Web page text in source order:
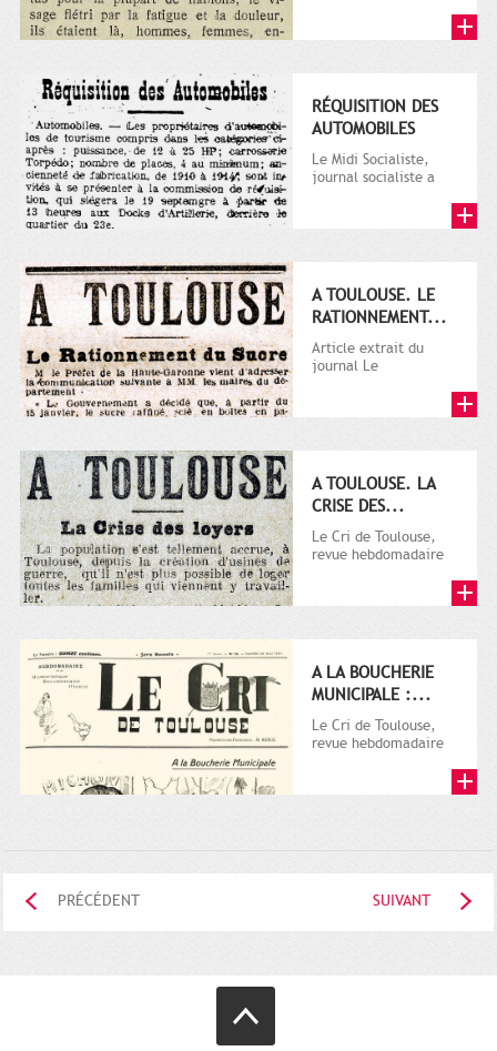
puis...
RÉQUISITION DES
AUTOMOBILES
Le Midi Socialiste,
journal socialiste a
A TOULOUSE. LE
RATIONNEMENT...
Article extrait du
journal Le
A TOULOUSE. LA
CRISE DES...
Le Cri de Toulouse,
revue hebdomadaire
A LA BOUCHERIE
MUNICIPALE :...
Le Cri de Toulouse,
revue hebdomadaire
PRÉCÉDENT SUIVANT